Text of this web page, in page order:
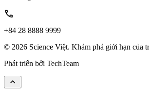
call
+84 28 8888 9999
© 2026 Science Việt. Khám phá giới hạn của
Phát triển bởi TechTeam
keyboard_arrow_up